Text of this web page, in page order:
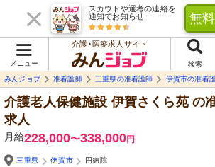
スカウトや選考の連絡を
通知でお知らせ
無
メニュー
介護･医療求人サイト
検索
みんジョブ
准看護師 三重県の准看護師 伊賀市の准看
介護老人保健施設 伊賀さくら苑の
求人
月給228,000〜338,000円
三重県
伊賀市 円徳院